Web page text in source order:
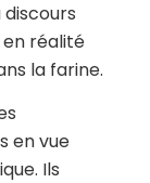
réalité
la farine.
en vue
Ils